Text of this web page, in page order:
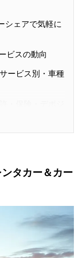
シェアで気軽に
ビスの動向
ービス別・車種
ったポルシェレ
め
ンタカーのリア
タカー＆カー